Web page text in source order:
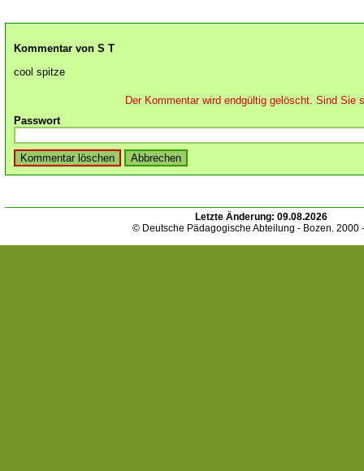
Kommentar von S T
cool spitze
Der Kommentar wird endgültig gelöscht. Sind Sie
Passwort
Letzte Änderung: 09.08.2026
© Deutsche Pädagogische Abteilung - Bozen. 2000